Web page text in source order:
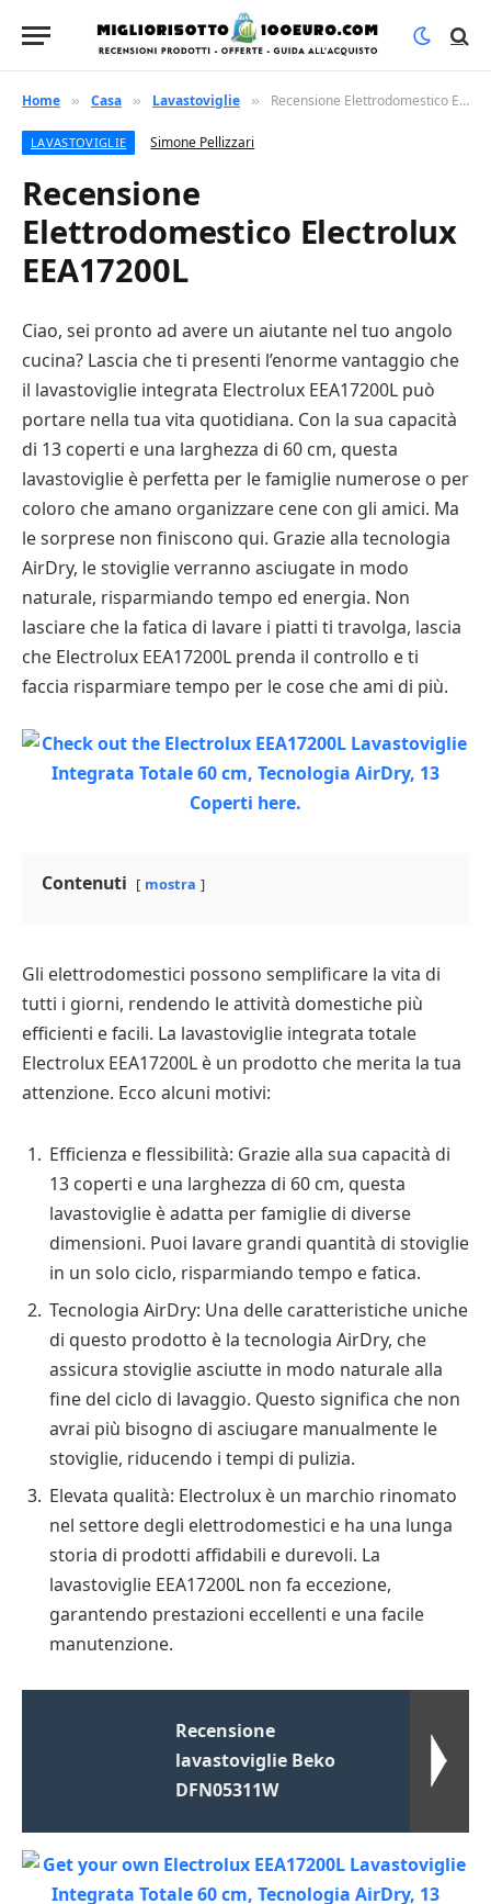
Home » Casa » Lavastoviglie » Recensione Elettrodomestico Electrolux EEA17200L
LAVASTOVIGLIE Simone Pellizzari
Recensione
Elettrodomestico Electrolux
EEA17200L
Ciao, sei pronto ad avere un aiutante nel tuo angolo
cucina? Lascia che ti presenti l’enorme vantaggio che
il lavastoviglie integrata Electrolux EEA17200L può
portare nella tua vita quotidiana. Con la sua capacità
di 13 coperti e una larghezza di 60 cm, questa
lavastoviglie è perfetta per le famiglie numerose o per
coloro che amano organizzare cene con gli amici. Ma
le sorprese non finiscono qui. Grazie alla tecnologia
AirDry, le stoviglie verranno asciugate in modo
naturale, risparmiando tempo ed energia. Non
lasciare che la fatica di lavare i piatti ti travolga, lascia
che Electrolux EEA17200L prenda il controllo e ti
faccia risparmiare tempo per le cose che ami di più.
Contenuti mostra
Gli elettrodomestici possono semplificare la vita di
tutti i giorni, rendendo le attività domestiche più
efficienti e facili. La lavastoviglie integrata totale
Electrolux EEA17200L è un prodotto che merita la tua
attenzione. Ecco alcuni motivi:
Efficienza e flessibilità: Grazie alla sua capacità di
13 coperti e una larghezza di 60 cm, questa
lavastoviglie è adatta per famiglie di diverse
dimensioni. Puoi lavare grandi quantità di stoviglie
in un solo ciclo, risparmiando tempo e fatica.
Tecnologia AirDry: Una delle caratteristiche uniche
di questo prodotto è la tecnologia AirDry, che
assicura stoviglie asciutte in modo naturale alla
fine del ciclo di lavaggio. Questo significa che non
avrai più bisogno di asciugare manualmente le
stoviglie, riducendo i tempi di pulizia.
Elevata qualità: Electrolux è un marchio rinomato
nel settore degli elettrodomestici e ha una lunga
storia di prodotti affidabili e durevoli. La
lavastoviglie EEA17200L non fa eccezione,
garantendo prestazioni eccellenti e una facile
manutenzione.
Recensione
lavastoviglie Beko
DFN05311W